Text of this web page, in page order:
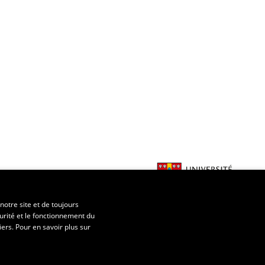
site et de toujours
et le fonctionnement du
Pour en savoir plus sur